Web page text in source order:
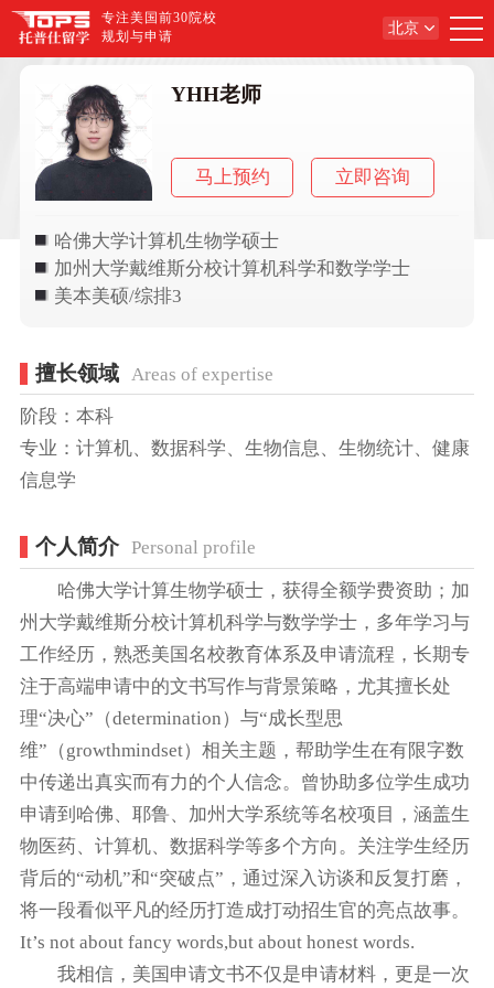
专注美国前30院校
规划与申请
北京
YHH老师
马上预约 立即咨询
哈佛大学计算机生物学硕士
加州大学戴维斯分校计算机科学和数学学士
美本美硕/综排3
擅长领域 Areas of expertise
阶段：本科
专业：计算机、数据科学、生物信息、生物统计、健康
信息学
个人简介 Personal profile
哈佛大学计算生物学硕士，获得全额学费资助；加
州大学戴维斯分校计算机科学与数学学士，多年学习与
工作经历，熟悉美国名校教育体系及申请流程，长期专
注于高端申请中的文书写作与背景策略，尤其擅长处
理“决心”（determination）与“成长型思
维”（growthmindset）相关主题，帮助学生在有限字数
中传递出真实而有力的个人信念。曾协助多位学生成功
申请到哈佛、耶鲁、加州大学系统等名校项目，涵盖生
物医药、计算机、数据科学等多个方向。关注学生经历
背后的“动机”和“突破点”，通过深入访谈和反复打磨，
将一段看似平凡的经历打造成打动招生官的亮点故事。
It’s not about fancy words,but about honest words.
我相信，美国申请文书不仅是申请材料，更是一次